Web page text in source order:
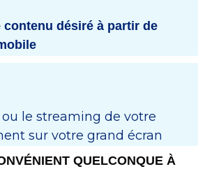
contenu désiré à partir de
le streaming de votre
sur votre grand écran
QUELCONQUE À